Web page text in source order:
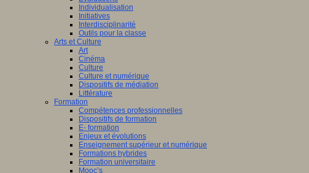
Individualisation
Initiatives
Interdisciplinarité
Outils pour la classe
Arts et Culture
Art
Cinéma
Culture
Culture et numérique
Dispositifs de médiation
Littérature
Formation
Compétences professionnelles
Dispositifs de formation
E- formation
Enjeux et évolutions
Enseignement supérieur et numérique
Formations hybrides
Formation universitaire
Mooc’s